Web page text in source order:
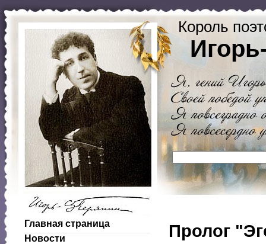
Король
Главная страница
Новости
Пролог